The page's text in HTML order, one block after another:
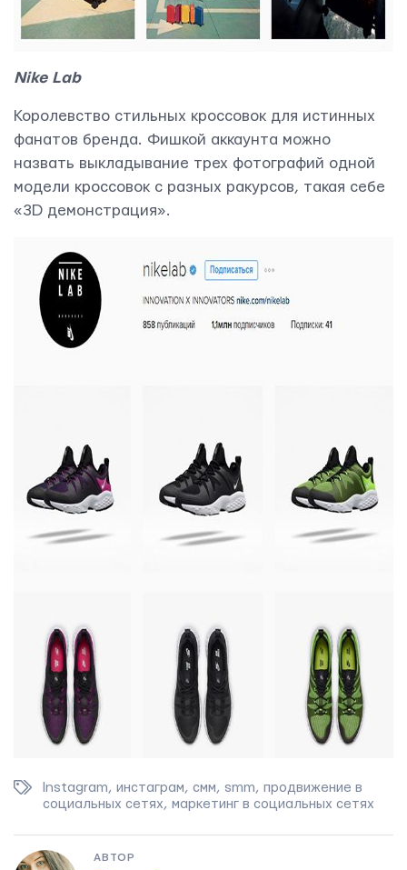
Nike Lab
Королевство стильных кроссовок для истинных
фанатов бренда. Фишкой аккаунта можно
назвать выкладывание трех фотографий одной
модели кроссовок с разных ракурсов, такая себе
«3D демонстрация».
Instagram , инстаграм , смм , smm , продвижение в
социальных сетях , маркетинг в социальных сетях
АВТОР